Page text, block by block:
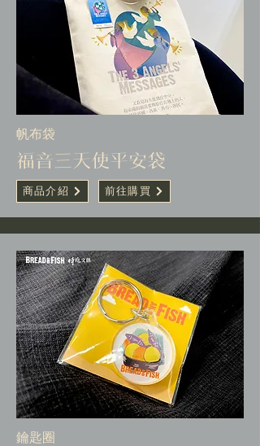
帆布袋
福音三天使平安袋
商品介紹 前往購買
​鑰匙圈